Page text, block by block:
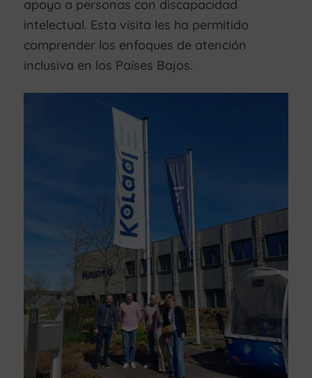
apoyo a personas con discapacidad
intelectual. Esta visita les ha permitido
comprender los enfoques de atención
inclusiva en los Países Bajos.